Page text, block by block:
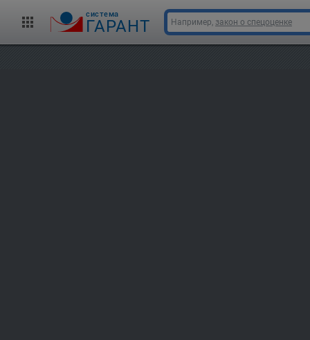
cистема
ГАРАНТ Например, закон о спецоценке